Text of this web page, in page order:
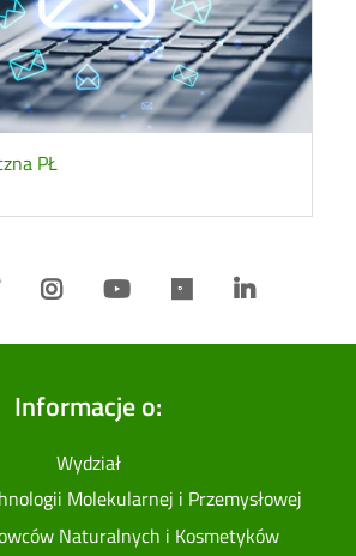
PŁ
Informacje o:
Wydział
Molekularnej i Przemysłowej
Naturalnych i Kosmetyków